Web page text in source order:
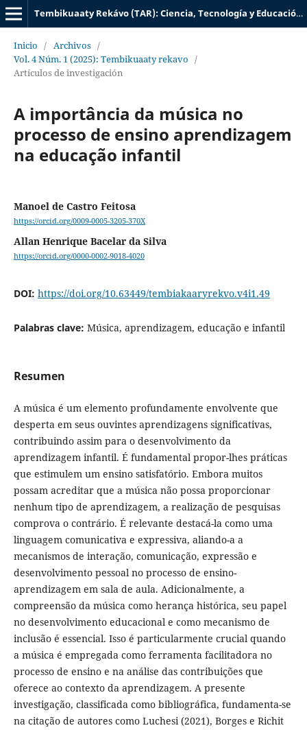
Tembikuaaty Rekávo (TAR): Ciencia, Tecnología y Educación UTIC
Inicio / Archivos /
Vol. 4 Núm. 1 (2025): Tembikuaaty rekavo /
Artículos de investigación
A importância da música no
processo de ensino aprendizagem
na educação infantil
Manoel de Castro Feitosa
https://orcid.org/0009-0005-3205-370X
Allan Henrique Bacelar da Silva
https://orcid.org/0000-0002-9018-4020
DOI: https://doi.org/10.63449/tembiakaaryrekvo.v4i1.49
Palabras clave: Música, aprendizagem, educação e infantil
Resumen
A música é um elemento profundamente envolvente que
desperta em seus ouvintes aprendizagens significativas,
contribuindo assim para o desenvolvimento da
aprendizagem infantil. É fundamental propor-lhes práticas
que estimulem um ensino satisfatório. Embora muitos
possam acreditar que a música não possa proporcionar
nenhum tipo de aprendizagem, a realização de pesquisas
comprova o contrário. É relevante destacá-la como uma
linguagem comunicativa e expressiva, aliando-a a
mecanismos de interação, comunicação, expressão e
desenvolvimento pessoal no processo de ensino-
aprendizagem em sala de aula. Adicionalmente, a
compreensão da música como herança histórica, seu papel
no desenvolvimento educacional e como mecanismo de
inclusão é essencial. Isso é particularmente crucial quando
a música é empregada como ferramenta facilitadora no
processo de ensino e na análise das contribuições que
oferece ao contexto da aprendizagem. A presente
investigação, classificada como bibliográfica, fundamenta-se
na citação de autores como Luchesi (2021), Borges e Richit